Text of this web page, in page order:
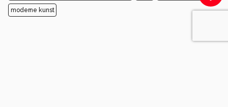
moderne kunst